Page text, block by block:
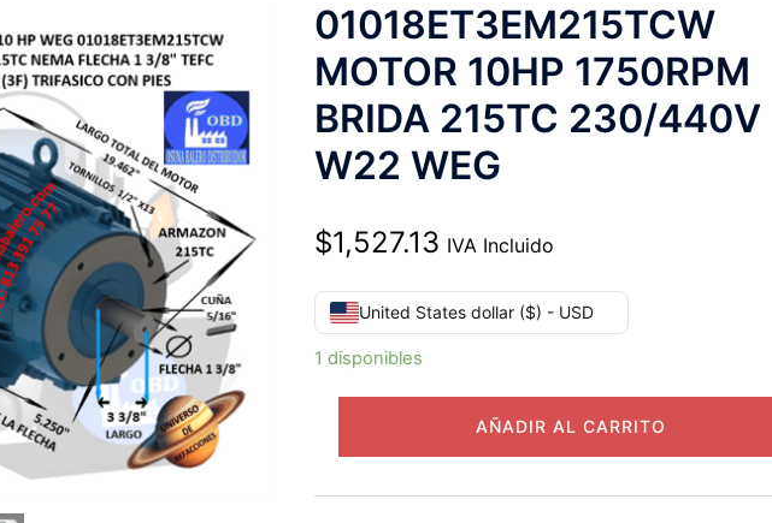
01018ET3EM215TCW
MOTOR 10HP 1750RPM
BRIDA 215TC 230/440V
W22 WEG
$1,527.13 IVA Incluido
United States dollar ($) - USD
1 disponibles
01018ET3EM215TCW
AÑADIR AL CARRITO